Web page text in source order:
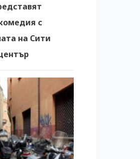
с
на Сити